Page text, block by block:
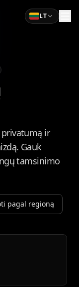
LT
ir
Gauk
tamsinimo
pagal regioną